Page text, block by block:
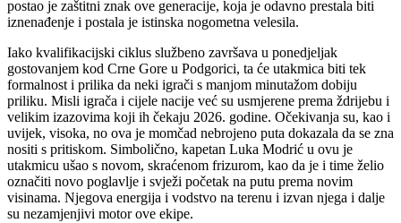
postao je zaštitni znak ove generacije, koja je odavno prestala biti
iznenađenje i postala je istinska nogometna velesila.
Iako kvalifikacijski ciklus službeno završava u ponedjeljak
gostovanjem kod Crne Gore u Podgorici, ta će utakmica biti tek
formalnost i prilika da neki igrači s manjom minutažom dobiju
priliku. Misli igrača i cijele nacije već su usmjerene prema ždrijebu i
velikim izazovima koji ih čekaju 2026. godine. Očekivanja su, kao i
uvijek, visoka, no ova je momčad nebrojeno puta dokazala da se zna
nositi s pritiskom. Simbolično, kapetan Luka Modrić u ovu je
utakmicu ušao s novom, skraćenom frizurom, kao da je i time želio
označiti novo poglavlje i svježi početak na putu prema novim
visinama. Njegova energija i vodstvo na terenu i izvan njega i dalje
su nezamjenjivi motor ove ekipe.